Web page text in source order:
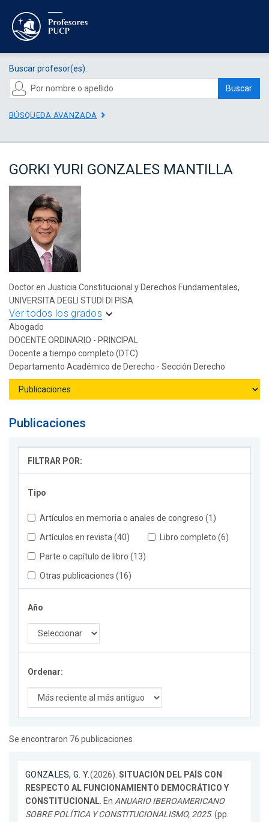
Buscar profesor(es):
Buscar
BÚSQUEDA AVANZADA
GORKI YURI GONZALES MANTILLA
Doctor en Justicia Constitucional y Derechos Fundamentales,
UNIVERSITA DEGLI STUDI DI PISA
Ver todos los grados
Abogado
DOCENTE ORDINARIO - PRINCIPAL
Docente a tiempo completo (DTC)
Departamento Académico de Derecho - Sección Derecho
Publicaciones
FILTRAR POR:
Tipo
Artículos en memoria o anales de congreso (1)
Artículos en revista (40)
Libro completo (6)
Parte o capítulo de libro (13)
Otras publicaciones (16)
Año
Ordenar:
Se encontraron 76 publicaciones
GONZALES, G. Y.(2026). SITUACIÓN DEL PAÍS CON
RESPECTO AL FUNCIONAMIENTO DEMOCRÁTICO Y
CONSTITUCIONAL. En ANUARIO IBEROAMERICANO
SOBRE POLÍTICA Y CONSTITUCIONALISMO, 2025. (pp.